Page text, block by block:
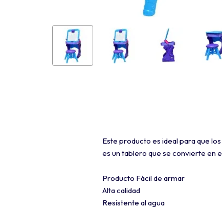
Este producto es ideal para que
es un tablero que se convierte en
Producto Fácil de armar
Alta calidad
Resistente al agua